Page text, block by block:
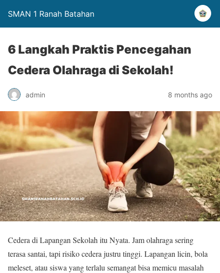
SMAN 1 Ranah Batahan
6 Langkah Praktis Pencegahan
Cedera Olahraga di Sekolah!
admin 8 months ago
Cedera di Lapangan Sekolah itu Nyata. Jam olahraga sering
terasa santai, tapi risiko cedera justru tinggi. Lapangan licin, bola
meleset, atau siswa yang terlalu semangat bisa memicu masalah